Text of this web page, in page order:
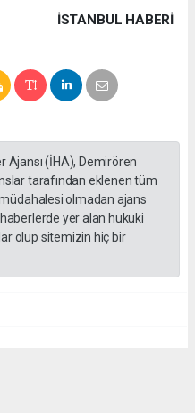
İSTANBUL HABERİ
Ajansı (İHA), Demirören
tarafından eklenen tüm
olmadan ajans
yer alan hukuki
olup sitemizin hiç bir